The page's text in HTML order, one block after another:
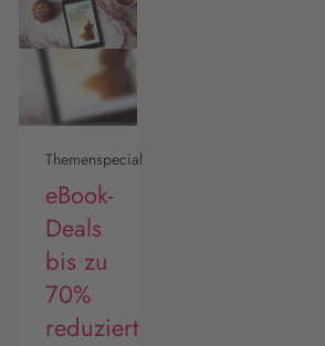
Themenspecial
eBook-
Deals
bis zu
70%
reduziert